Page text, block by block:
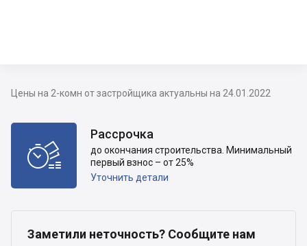
Цены на 2-комн от застройщика актуальны на 24.01.2022

Рассрочка
до окончания строительства. Минимальный
первый взнос – от 25%
Уточнить детали
Заметили неточность? Сообщите нам